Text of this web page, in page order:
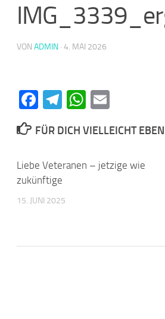
VON ADMIN · 4. MAI 2026
Facebook
Telegram
WhatsApp
FÜR DICH VIELLEICHT
Liebe Veteranen – jetzige wie
zukünftige
15. JUNI 2025